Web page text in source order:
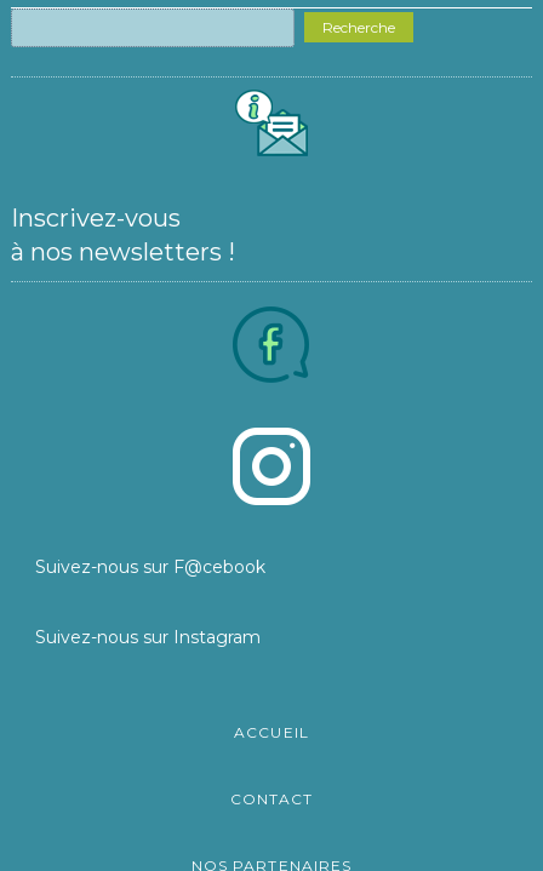
Recherche
Inscrivez-vous
à nos newsletters !
Suivez-nous sur F@cebook
Suivez-nous sur Instagram
ACCUEIL
CONTACT
NOS PARTENAIRES